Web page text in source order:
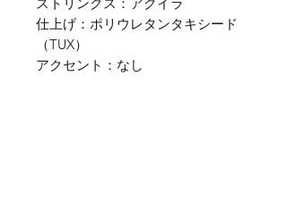
仕上げ：ポリウレタンタキシード
（TUX）
アクセント：なし